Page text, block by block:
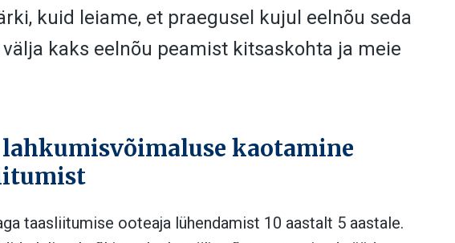
kuid leiame, et praegusel kujul eelnõu seda
kaks eelnõu peamist kitsaskohta ja meie
lahkumisvõimaluse kaotamine
taasliitumise ooteaja lühendamist 10 aastalt 5 aastale.